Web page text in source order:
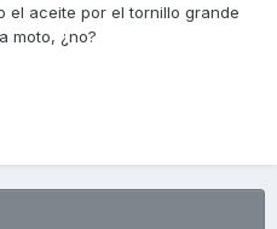
el aceite por el tornillo grande
moto, ¿no?